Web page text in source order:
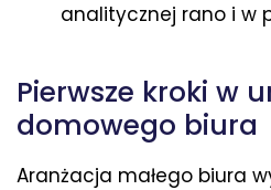
analitycznej rano i w
Pierwsze kroki w
domowego biura
Aranżacja małego biura